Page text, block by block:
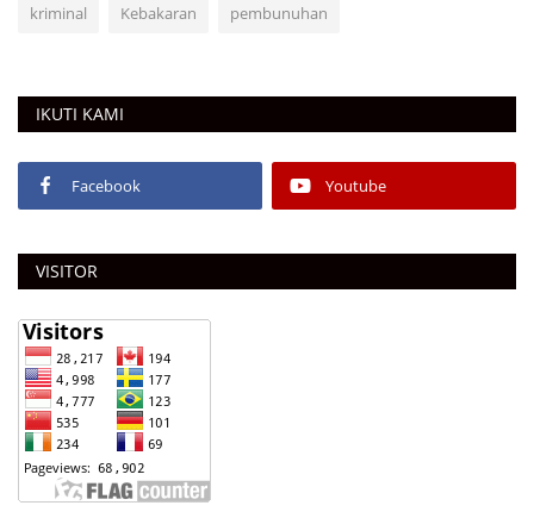
kriminal Kebakaran pembunuhan
IKUTI KAMI
Facebook Youtube
VISITOR